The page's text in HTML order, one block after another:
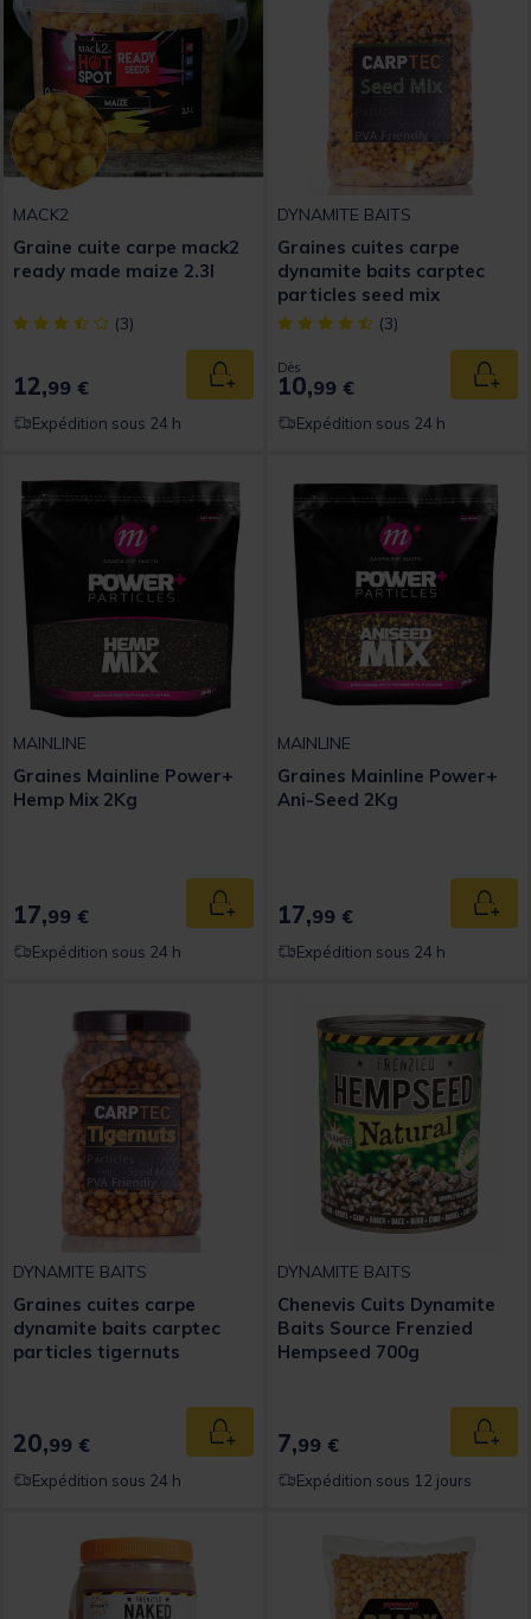
MACK2
Graine cuite carpe mack2
ready made maize 2.3l
[object Object] out of 5 Customer Rating
(3)
12,99 € Ajouter au panier
Expédition sous 24 h
DYNAMITE BAITS
Graines cuites carpe
dynamite baits carptec
particles seed mix
[object Object] out of 5
(3)
Dès
10,99 €
Expédition sous 24 h
MAINLINE
Graines Mainline Power+
Hemp Mix 2Kg
17,99 € Ajouter au panier
Expédition sous 24 h
MAINLINE
Graines Mainline Power+
Ani-Seed 2Kg
17,99 €
Expédition sous 24 h
DYNAMITE BAITS
Graines cuites carpe
dynamite baits carptec
particles tigernuts
20,99 € Ajouter au panier
Expédition sous 24 h
DYNAMITE BAITS
Chenevis Cuits Dynamite
Baits Source Frenzied
Hempseed 700g
7,99 €
Expédition sous 12 jours